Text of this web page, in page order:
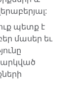
պետք է
մասեր եւ